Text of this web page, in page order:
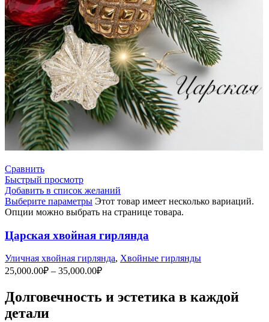
Сравнить
Быстрый просмотр
Добавить в список желаний
Выберите параметры Этот товар имеет несколько вариаций.
Опции можно выбрать на странице товара.
Царская хвойная гирлянда
Уличная хвойная гирлянда, Хвойные гирлянды
25,000.00₽ – 35,000.00₽
Долговечность и эстетика в каждой
детали